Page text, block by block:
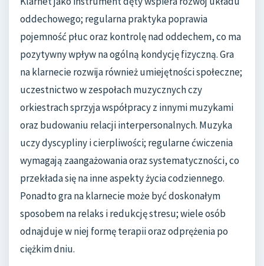
oddechowego; regularna praktyka poprawia
pojemność płuc oraz kontrolę nad oddechem, co ma
pozytywny wpływ na ogólną kondycję fizyczną. Gra
na klarnecie rozwija również umiejętności społeczne;
uczestnictwo w zespołach muzycznych czy
orkiestrach sprzyja współpracy z innymi muzykami
oraz budowaniu relacji interpersonalnych. Muzyka
uczy dyscypliny i cierpliwości; regularne ćwiczenia
wymagają zaangażowania oraz systematyczności, co
przekłada się na inne aspekty życia codziennego.
Ponadto gra na klarnecie może być doskonałym
sposobem na relaks i redukcję stresu; wiele osób
odnajduje w niej formę terapii oraz odprężenia po
ciężkim dniu.